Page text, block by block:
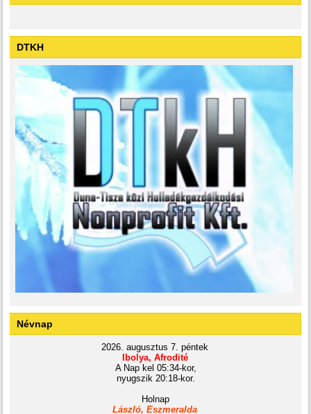
DTKH
Névnap
2026. augusztus 7. péntek
Ibolya, Afrodité
A Nap kel 05:34-kor,
nyugszik 20:18-kor.
Holnap
László, Eszmeralda